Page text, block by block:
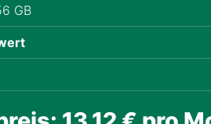
GB